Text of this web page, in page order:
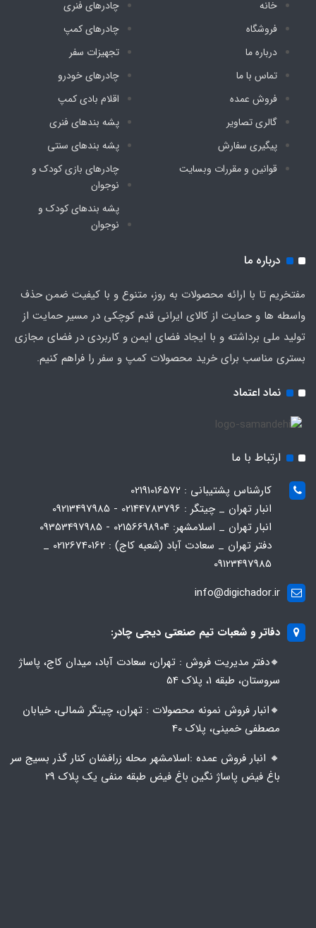
نماد اعتماد
خانه
فروشگاه
درباره ما
تماس با ما
فروش عمده
گالری تصاویر
پیگیری سفارش
قوانین و مقررات وبسایت
چادرهای فنری
چادرهای کمپ
تجهیزات سفر
چادرهای خودرو
اقلام بادی کمپ
پشه‌ بندهای فنری
پشه‌ بندهای سنتی
چادرهای بازی کودک و
نوجوان
پشه‌ بندهای کودک و
نوجوان
درباره ما
مفتخریم تا با ارائه محصولات به روز، متنوع و با کیفیت ضمن حذف
واسطه ها و حمایت از کالای ایرانی قدم کوچکی در مسیر حمایت از
تولید ملی برداشته و با ایجاد فضای ایمن و کاربردی در فضای مجازی
بستری مناسب برای خرید محصولات کمپ و سفر را فراهم کنیم.
ارتباط با ما
کارشناس پشتیبانی : 02191016572
انبار تهران _ چیتگر : 02144783796 - 09213497985
انبار تهران _ اسلامشهر: 02156698904 - 09353497985
دفتر تهران _ سعادت آباد (شعبه کاج) : 02126740162 _
09123497985
info@digichador.ir
دفاتر و شعبات تیم صنعتی دیجی چادر:
🔸️​​دفتر مدیریت فروش : تهران، سعادت آباد، میدان کاج، پاساژ
سروستان، طبقه 1، پلاک 54
🔸️​​انبار فروش نمونه محصولات : تهران، چیتگر شمالی، خیابان
مصطفی خمینی، پلاک 40
🔸️ انبار فروش عمده :اسلامشهر محله زرافشان کنار گذر بسیج سر
باغ فیض پاساژ نگین باغ فیض طبقه منفی یک پلاک ۲۹